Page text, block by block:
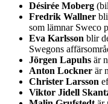
Désirée Moberg
Fredrik Wallner
som lämnar Sweco
Eva Karlsson blir
Swegons
Jörgen Lapuhs är
Anton Lockner är
Christer Larsson
Viktor Jidell